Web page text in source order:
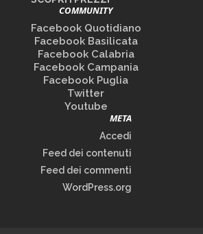
COMMUNITY
Facebook Quotidiano
Facebook Basilicata
Facebook Calabria
Facebook Campania
Facebook Puglia
Twitter
Youtube
META
Accedi
Feed dei contenuti
Feed dei commenti
WordPress.org